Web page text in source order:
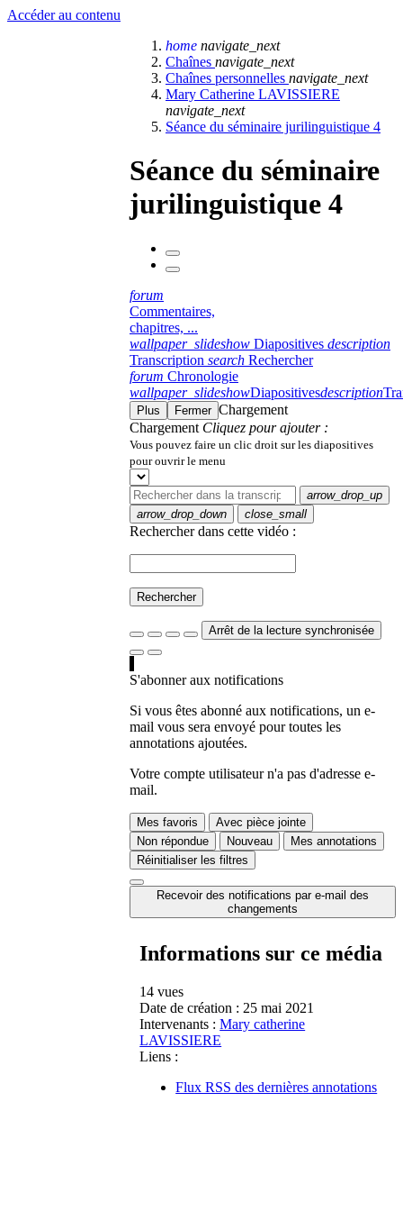
Accéder au contenu
home navigate_next
Chaînes navigate_next
Chaînes personnelles navigate_next
Mary Catherine LAVISSIERE
navigate_next
Séance du séminaire jurilinguistique 4
Séance du séminaire
jurilinguistique 4
forum
Commentaires,
chapitres, ...
wallpaper_slideshow Diapositives description
Transcription search Rechercher
forum Chronologie
wallpaper_slideshowDiapositivesdescription
Plus Fermer Chargement
Chargement Cliquez pour ajouter :
Vous pouvez faire un clic droit sur les diapositives
pour ouvrir le menu
arrow_drop_up
arrow_drop_down
close_small
Rechercher dans cette vidéo :
Rechercher
Arrêt de la lecture synchronisée
S'abonner aux notifications
Si vous êtes abonné aux notifications, un e-
mail vous sera envoyé pour toutes les
annotations ajoutées.
Votre compte utilisateur n'a pas d'adresse e-
mail.
Mes favoris
Avec pièce jointe
Non répondue
Nouveau
Mes annotations
Réinitialiser les filtres
Recevoir des notifications par e-mail des
changements
Informations sur ce média
14 vues
Date de création : 25 mai 2021
Intervenants : Mary catherine
LAVISSIERE
Liens :
Flux RSS des dernières annotations